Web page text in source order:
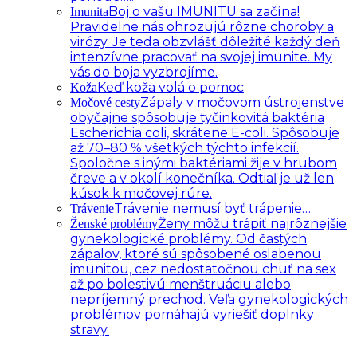
ImunitaBoj o vašu IMUNITU sa začína!
Pravidelne nás ohrozujú rôzne choroby a
virózy. Je teda obzvlášť dôležité každý deň
intenzívne pracovať na svojej imunite. My
vás do boja vyzbrojíme.
KožaKeď koža volá o pomoc
Močové cestyZápaly v močovom ústrojenstve
obyčajne spôsobuje tyčinkovitá baktéria
Escherichia coli, skrátene E-coli. Spôsobuje
až 70–80 % všetkých týchto infekcií.
Spoločne s inými baktériami žije v hrubom
čreve a v okolí konečníka. Odtiaľ je už len
kúsok k močovej rúre.
TrávenieTrávenie nemusí byť trápenie…
Ženské problémyŽeny môžu trápiť najrôznejšie
gynekologické problémy. Od častých
zápalov, ktoré sú spôsobené oslabenou
imunitou, cez nedostatočnou chuť na sex
až po bolestivú menštruáciu alebo
nepríjemný prechod. Veľa gynekologických
problémov pomáhajú vyriešiť doplnky
stravy.